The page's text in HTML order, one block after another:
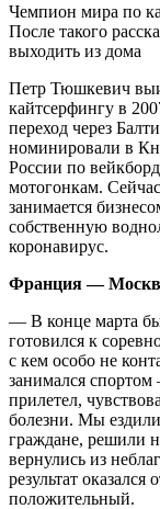
Чемпион мира по
После такого
выходить из дома
Петр Тюшкевич
кайтсерфингу в
переход через
номинировали в
России по
мотогонкам.
занимается
собственную
коронавирус.
Франция —
— В конце марта
готовился к
с кем особо не
занимался
прилетел,
болезни. Мы
граждане, решили
вернулись из
результат
положительный.